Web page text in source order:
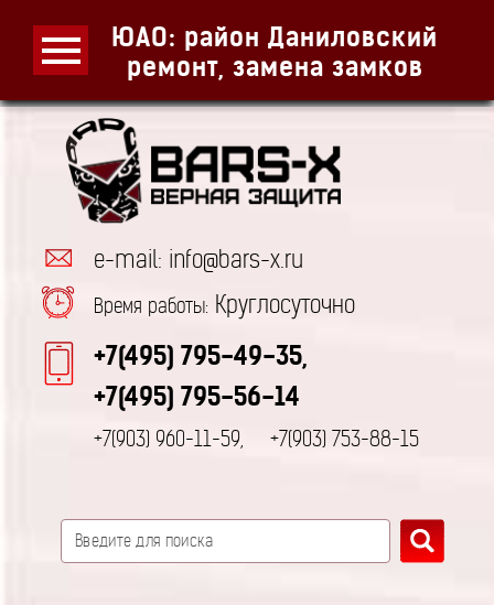
ЮАО: район Даниловский
ремонт, замена замков
e-mail: info@bars-x.ru
Время работы: Круглосуточно
+7(495) 795-49-35,
+7(495) 795-56-14
+7(903) 960-11-59, +7(903) 753-88-15